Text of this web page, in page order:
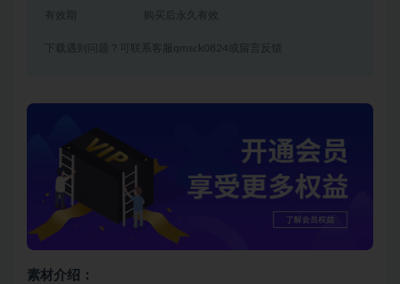
有效期 购买后永久有效
下载遇到问题？可联系客服qmsck0824或留言反馈
素材介绍：